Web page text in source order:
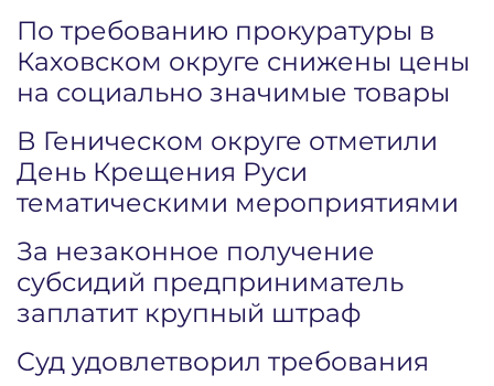
По требованию прокуратуры в
Каховском округе снижены цены
на социально значимые товары
В Геническом округе отметили
День Крещения Руси
тематическими мероприятиями
За незаконное получение
субсидий предприниматель
заплатит крупный штраф
Суд удовлетворил требования